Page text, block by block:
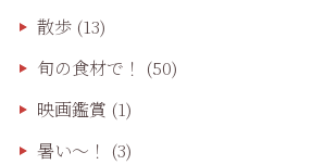
散歩(13)
旬の食材で！ (50)
映画鑑賞 (1)
暑い～！ (3)